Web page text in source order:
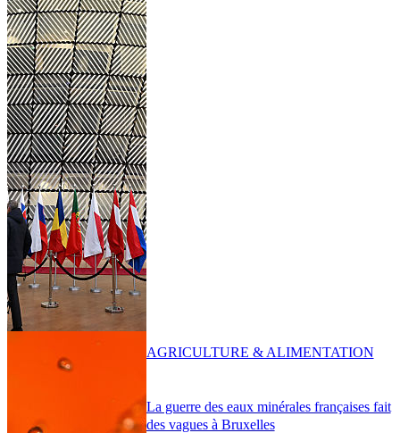
La guerre des eaux minérales françaises fait
des vagues à Bruxelles
AGRICULTURE & ALIMENTATION